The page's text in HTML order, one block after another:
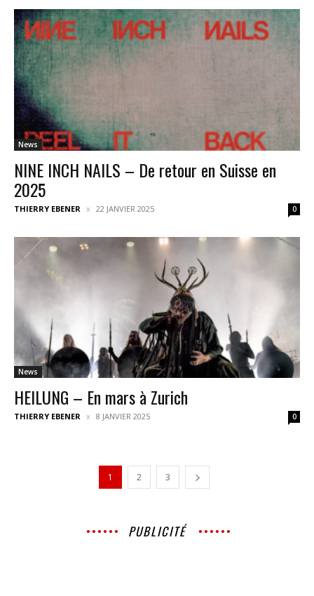
News
NINE INCH NAILS – De retour en Suisse en
2025
THIERRY EBENER 22 JANVIER 2025 0
News
HEILUNG – En mars à Zurich
THIERRY EBENER 8 JANVIER 2025 0
1 2 3
PUBLICITÉ